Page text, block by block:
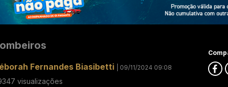
Fernandes Biasibetti | 09/11/2024 09:08
visualizações